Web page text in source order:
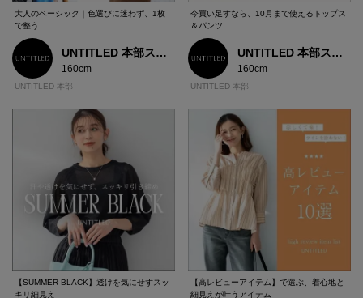
大人のベーシック｜色選びに迷わず、1枚
で整う
UNTITLED 本部スタッフ
160cm
UNTITLED 本部
今買い足すなら、10月まで使えるトップス
＆パンツ
UNTITLED 本部スタッフ
160cm
UNTITLED 本部
【SUMMER BLACK】透けを気にせずスッ
キリ細見え
【高レビューアイテム】で選ぶ、着心地と
細見えが叶うアイテム